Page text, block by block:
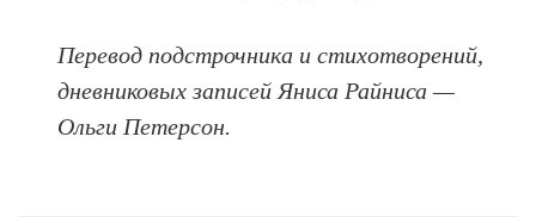
Перевод подстрочника и стихотворений,
дневниковых записей Яниса Райниса —
Ольги Петерсон.